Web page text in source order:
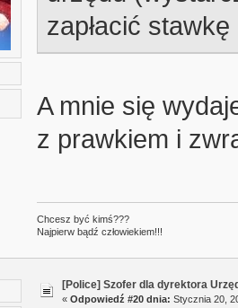
zapłacić
A mnie się
z prawkiem i
Chcesz być kimś???
Najpierw bądź człowiekiem!!!
[Police] Szofer dla dyrektora
« Odpowiedź #20 dnia: Stycznia 20,